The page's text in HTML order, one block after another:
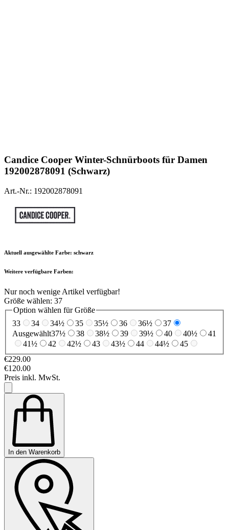
Candice Cooper Winter-Schnürboots für Damen
192002878091 (Schwarz)
Art.-Nr.: 192002878091
Aktuell ausgewählte Farbe: schwarz
Weitere verfügbare Farben:
Nur noch wenige Artikel verfügbar!
Größe wählen: 37
Option wählen für Größe
33
34 34½ 35 35½ 36 36½
37
Ausgewählt37½ 38 38½ 39 39½ 40 40½
41
41½
42 42½ 43 43½ 44 44½
45
€229.00
€120.00
Preis inkl. MwSt.
In den Warenkorb